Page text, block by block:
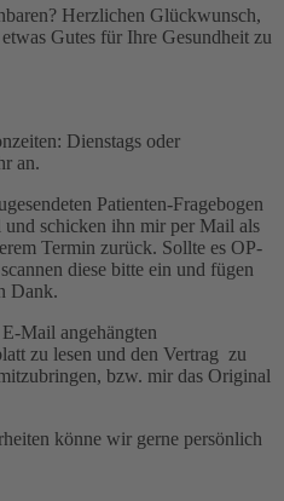
Herzlichen Glückwunsch,
Gutes für Ihre Gesundheit zu
Dienstags oder
an.
Patienten-Fragebogen
und schicken ihn mir per Mail als
Termin zurück. Sollte es OP-
diese bitte ein und fügen
Dank.
Mail angehängten
zu lesen und den Vertrag zu
bzw. mir das Original
könne wir gerne persönlich